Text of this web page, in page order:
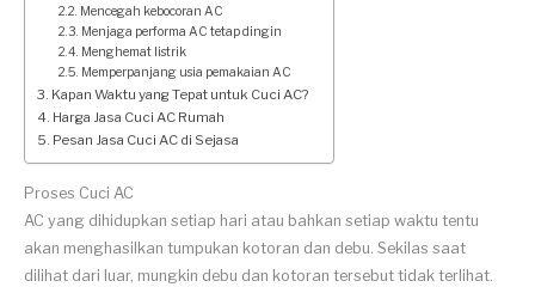
Mencegah kebocoran AC
Menjaga performa AC tetap dingin
Menghemat listrik
Memperpanjang usia pemakaian AC
Kapan Waktu yang Tepat untuk Cuci AC?
Harga Jasa Cuci AC Rumah
Pesan Jasa Cuci AC di Sejasa
Proses Cuci AC
AC yang dihidupkan setiap hari atau bahkan setiap waktu tentu
akan menghasilkan tumpukan kotoran dan debu. Sekilas saat
dilihat dari luar, mungkin debu dan kotoran tersebut tidak terlihat.